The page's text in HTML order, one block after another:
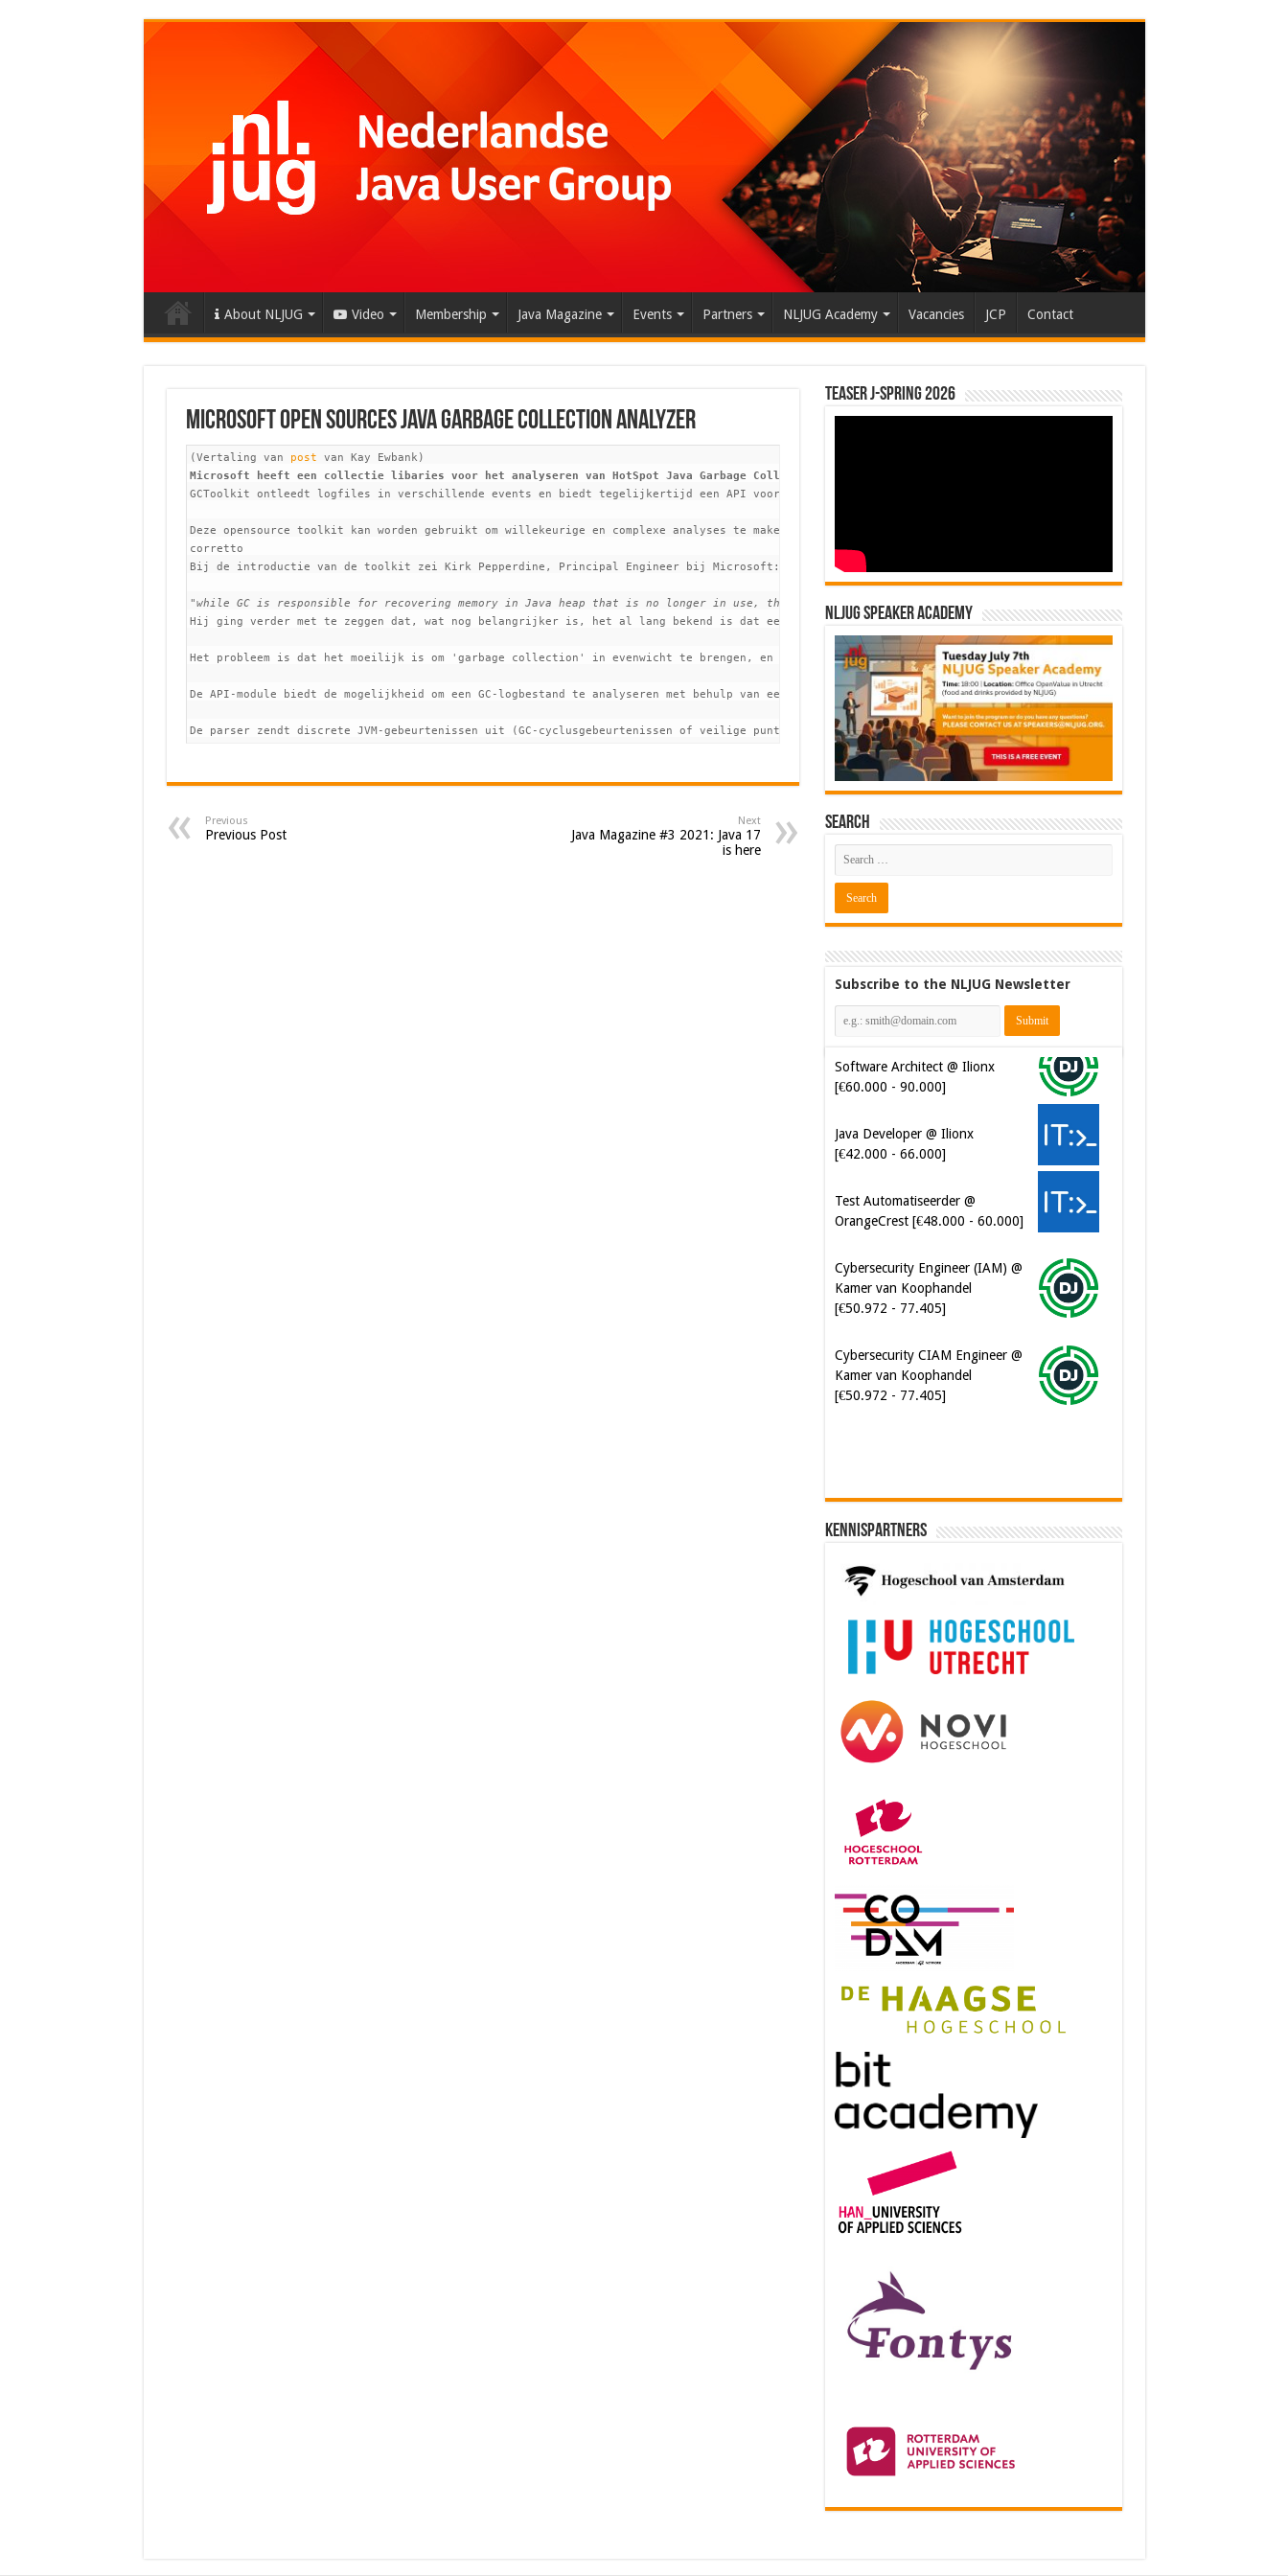
About NLJUG Video Membership Java Magazine Events Partners NLJUG Academy Vacancies JCP Contact
Microsoft Open Sources Java Garbage Collection Analyzer
(Vertaling van post
Microsoft heeft een collectie libaries voor het analyseren van HotSpot Java Garbage Collection (GC)-logbestanden beschikbaar gemaakt in een open source.
GCToolkit ontleedt logfiles in verschillende events en biedt tegelijkertijd een API voor het samenvoegen van gegevens van die events.
Deze opensource toolkit kan worden gebruikt om willekeurige en complexe analyses te maken van de status van 'managed memory' in Java Virtual Machine (JVM).
corretto
Bij de introductie van de toolkit zei Kirk Pepperdine, Principal Engineer bij Microsoft:
"while GC is responsible for recovering memory in Java heap that is no longer in use, the term is often used as a euphemism for memory management and tuning
Hij ging verder met te zeggen dat, wat nog belangrijker is, het al lang bekend is dat een suboptimale configuratiecollector ertoe zal leiden dat uw toepassing
Het probleem is dat het moeilijk is om 'garbage collection' in evenwicht te brengen, en dit is waar GCToolKit bij heeft geholpen. De toolkit bestaat uit drie Java-
De API-module biedt de mogelijkheid om een ​​GC-logbestand te analyseren met behulp van een paar methodeaanroepen die vervolgens toegang krijgen tot de parser
De parser zendt discrete JVM-gebeurtenissen uit (GC-cyclusgebeurtenissen of veilige puntgebeurtenissen), zodat u code kunt schrijven om de gegevens van die
Previous
Previous Post
Next
Java Magazine #3 2021: Java 17
is here
Teaser J-Spring 2026
NLJUG Speaker Academy
Search
Subscribe to the NLJUG Newsletter
Software Architect @ Ilionx
[€60.000 - 90.000]
Java Developer @ Ilionx
[€42.000 - 66.000]
Test Automatiseerder @
OrangeCrest [€48.000 - 60.000]
Cybersecurity Engineer (IAM) @
Kamer van Koophandel
[€50.972 - 77.405]
Cybersecurity CIAM Engineer @
Kamer van Koophandel
[€50.972 - 77.405]
Kennispartners